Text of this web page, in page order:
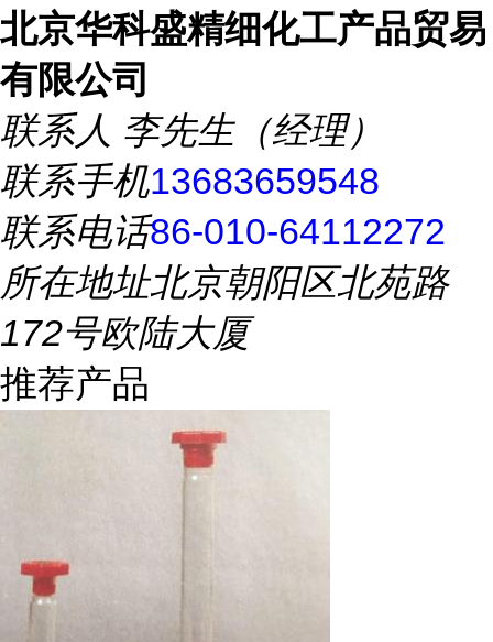
北京华科盛精细化工产品贸易
有限公司
联系人 李先生（经理）
联系手机13683659548
联系电话86-010-64112272
所在地址北京朝阳区北苑路
172号欧陆大厦
推荐产品